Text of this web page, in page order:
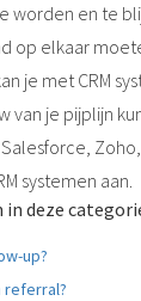
worden en te
op elkaar
je met CRM
van je pijplijn
systemen aan.
deze
up?
referral?